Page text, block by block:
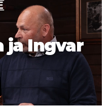
ja Ingvar